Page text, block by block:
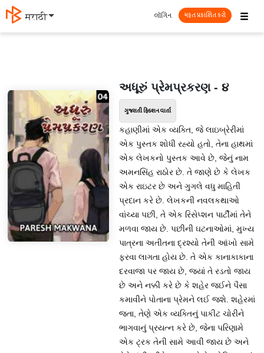
मराठी ☰
લૉગિન મફત પ્રકાશિત કરો
અધૂરું પ્રેમપ્રકરણ - ૪
ગુજરાતી ફિક્શન વાર્તા
કહાણીમાં એક વ્યક્તિ, જે લાઇબ્રેરીમાં
એક પુસ્તક શોધી રહ્યો હતો, તેના હાથમાં
એક લેખકનો પુસ્તક આવે છે, જેનું નામ
અમનસિંહ રાઠોર છે. તે જાણે છે કે લેખક
એક રાઇટર છે અને ગુગલે વધુ માહિતી
પ્રદાન કરે છે. લેખકની નવલકથાઓ
વાંચ્યા પછી, તે એક રિસેપ્શન પાર્ટીમાં તેને
મળવા જાય છે. પછીની ઘટનાઓમાં, મુખ્ય
પાત્રના અતીતના દ્રશ્યો તેની આંખો સામે
ફરવા લાગતા હોય છે. તે એક કાનાકાકાના
દરવાજા પર જાય છે, જ્યાં તે રડતો જાય
છે અને નક્કી કરે છે કે શહેર જઈને પૈસા
કમાવીને પોતાના પ્રેમને લઈ જશે. શહેરમાં
જતા, તેણે એક વ્યક્તિનું પાકીટ ચોરીને
ભાગવાનું પ્રયત્ન કરે છે, જેના પરિણામે
એક ટ્રક તેની સામે આવી જાય છે અને